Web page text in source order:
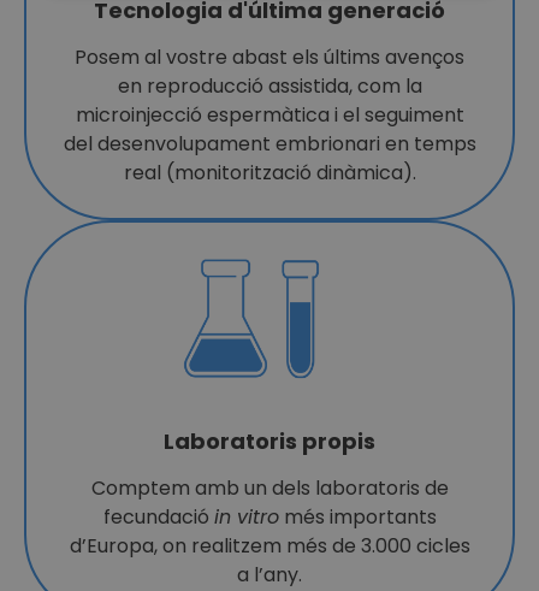
Tecnologia d'última generació
Posem al vostre abast els últims avenços
en reproducció assistida, com la
microinjecció espermàtica i el seguiment
del desenvolupament embrionari en temps
real (monitorització dinàmica).
Laboratoris propis
Comptem amb un dels laboratoris de
fecundació in vitromés importants
d’Europa, on realitzem més de 3.000 cicles
a l’any.